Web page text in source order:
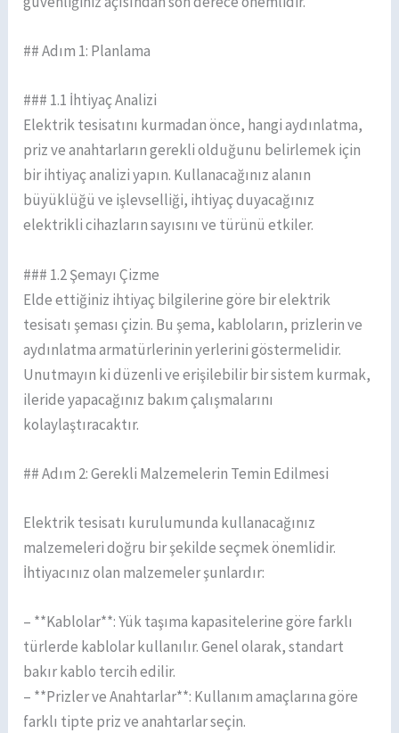
## Adım 1: Planlama
### 1.1 İhtiyaç Analizi
Elektrik tesisatını kurmadan önce, hangi aydınlatma,
priz ve anahtarların gerekli olduğunu belirlemek için
bir ihtiyaç analizi yapın. Kullanacağınız alanın
büyüklüğü ve işlevselliği, ihtiyaç duyacağınız
elektrikli cihazların sayısını ve türünü etkiler.
### 1.2 Şemayı Çizme
Elde ettiğiniz ihtiyaç bilgilerine göre bir elektrik
tesisatı şeması çizin. Bu şema, kabloların, prizlerin ve
aydınlatma armatürlerinin yerlerini göstermelidir.
Unutmayın ki düzenli ve erişilebilir bir sistem kurmak,
ileride yapacağınız bakım çalışmalarını
kolaylaştıracaktır.
## Adım 2: Gerekli Malzemelerin Temin Edilmesi
Elektrik tesisatı kurulumunda kullanacağınız
malzemeleri doğru bir şekilde seçmek önemlidir.
İhtiyacınız olan malzemeler şunlardır:
– **Kablolar**: Yük taşıma kapasitelerine göre farklı
türlerde kablolar kullanılır. Genel olarak, standart
bakır kablo tercih edilir.
– **Prizler ve Anahtarlar**: Kullanım amaçlarına göre
farklı tipte priz ve anahtarlar seçin.